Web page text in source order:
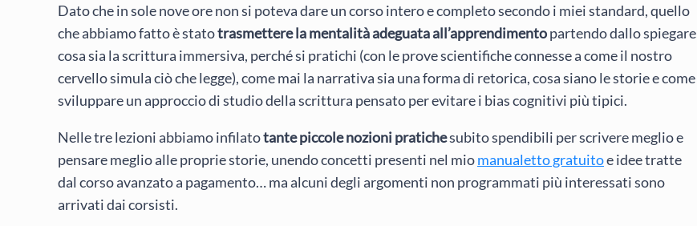
Dato che in sole nove ore non si poteva dare un corso intero e completo secondo i miei standard, quello
che abbiamo fatto è statotrasmettere la mentalità adeguata all’apprendimentopartendo dallo spiegare
cosa sia la scrittura immersiva, perché si pratichi (con le prove scientifiche connesse a come il nostro
cervello simula ciò che legge), come mai la narrativa sia una forma di retorica, cosa siano le storie e come
sviluppare un approccio di studio della scrittura pensato per evitare i bias cognitivi più tipici.
Nelle tre lezioni abbiamo infilatotante piccole nozioni pratichesubito spendibili per scrivere meglio e
pensare meglio alle proprie storie, unendo concetti presenti nel miomanualetto gratuitoe idee tratte
dal corso avanzato a pagamento… ma alcuni degli argomenti non programmati più interessati sono
arrivati dai corsisti.